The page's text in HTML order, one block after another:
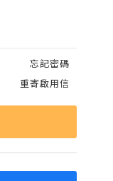
忘記密碼
重寄啟用信